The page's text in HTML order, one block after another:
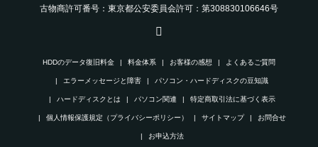
古物商許可番号：東京都公安委員会許可：第308830106646号
HDDのデータ復旧料金 料金体系 お客様の感想 よくあるご質問
エラーメッセージと障害 パソコン・ハードディスクの豆知識
ハードディスクとは パソコン関連 特定商取引法に基づく表示
個人情報保護規定（プライバシーポリシー） サイトマップ お問合せ
お申込方法